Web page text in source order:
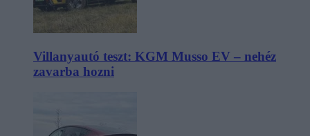
Villanyautó teszt: KGM Musso EV – nehéz
zavarba hozni